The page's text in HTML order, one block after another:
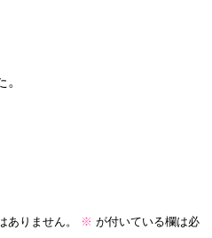
ありません。 ※ が付いている欄は必